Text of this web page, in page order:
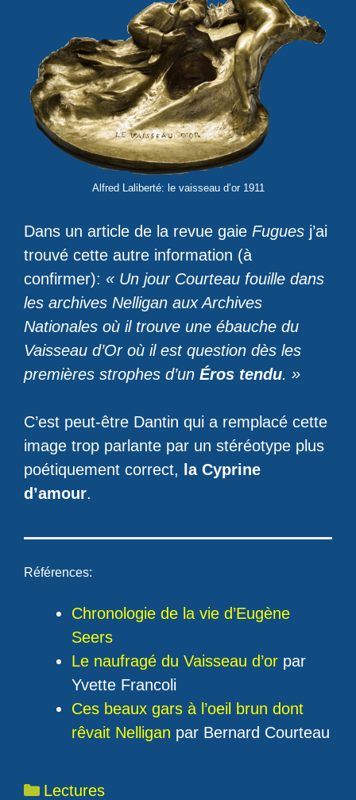
Alfred Laliberté: le vaisseau d’or 1911
Dans un article de la revue gaie Fugues j’ai
trouvé cette autre information (à
confirmer): « Un jour Courteau fouille dans
les archives Nelligan aux Archives
Nationales où il trouve une ébauche du
Vaisseau d’Or où il est question dès les
premières strophes d’un Éros tendu. »
C’est peut-être Dantin qui a remplacé cette
image trop parlante par un stéréotype plus
poétiquement correct,
la Cyprine
d’amour.
Références:
Chronologie de la vie d’Eugène
Seers
Le naufragé du Vaisseau d’or par
Yvette Francoli
Ces beaux gars à l’oeil brun dont
rêvait Nelligan par Bernard Courteau
Catégories
Lectures